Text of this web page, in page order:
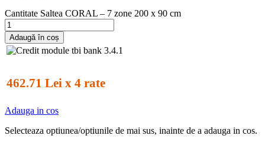
Cantitate Saltea CORAL – 7 zone 200 x 90 cm
Adaugă în coș
462.71 Lei x 4 rate
Adauga in cos
Selecteaza optiunea/optiunile de mai sus, inainte de a adauga in cos.